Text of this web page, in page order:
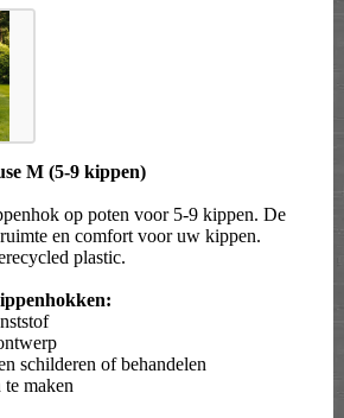
M (5-9 kippen)
op poten voor 5-9 kippen. De
en comfort voor uw kippen.
plastic.
schilderen of behandelen
maken